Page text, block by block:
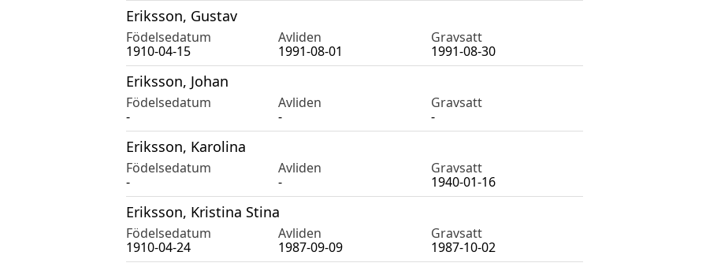
Eriksson, Gustav
Födelsedatum Avliden
Gravsatt
1910-04-15
1991-08-01 1991-08-30
Eriksson, Johan
Födelsedatum Avliden
Gravsatt
-
- -
Eriksson, Karolina
Födelsedatum Avliden
Gravsatt
-
- 1940-01-16
Eriksson, Kristina Stina
Födelsedatum Avliden
Gravsatt
1910-04-24
1987-09-09 1987-10-02